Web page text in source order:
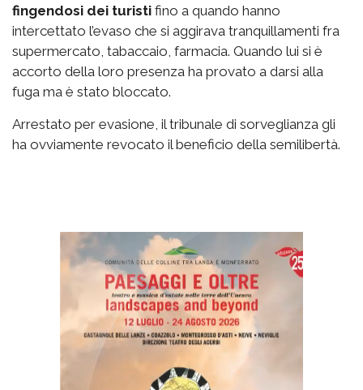
fingendosi dei turisti fino a quando hanno
intercettato l’evaso che si aggirava tranquillamenti fra
supermercato, tabaccaio, farmacia. Quando lui si è
accorto della loro presenza ha provato a darsi alla
fuga ma è stato bloccato.
Arrestato per evasione, il tribunale di sorveglianza gli
ha ovviamente revocato il beneficio della semilibertà.